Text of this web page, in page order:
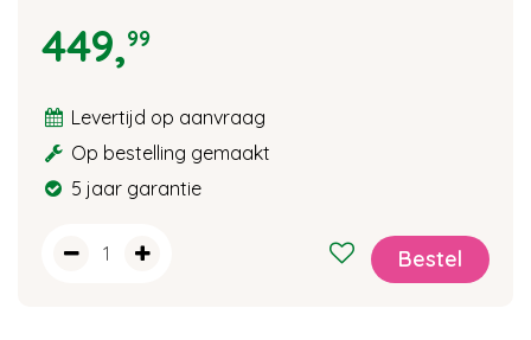
449,99
Levertijd op aanvraag
Op bestelling gemaakt
5 jaar garantie